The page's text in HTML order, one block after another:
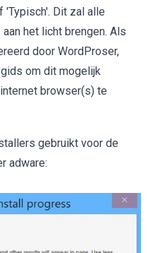
'Typisch'. Dit zal alle
het licht brengen. Als
door WordProser,
om dit mogelijk
browser(s) te
gebruikt voor de
adware: